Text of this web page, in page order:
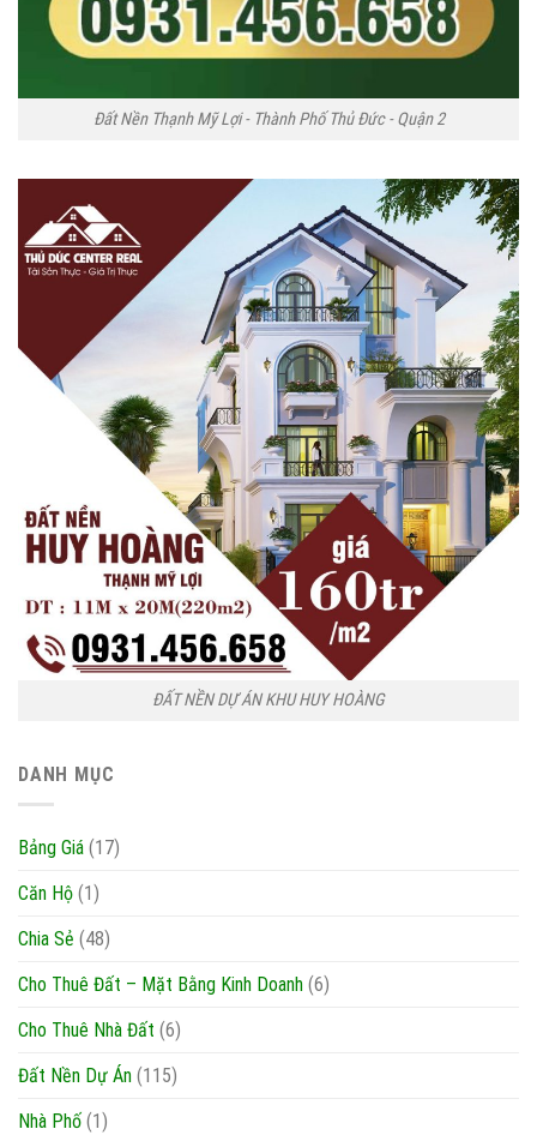
Đất Nền Thạnh Mỹ Lợi - Thành Phố Thủ Đức - Quận 2
ĐẤT NỀN DỰ ÁN KHU HUY HOÀNG
DANH MỤC
Bảng Giá (17)
Căn Hộ (1)
Chia Sẻ (48)
Cho Thuê Đất – Mặt Bằng Kinh Doanh (6)
Cho Thuê Nhà Đất (6)
Đất Nền Dự Án (115)
Nhà Phố (1)